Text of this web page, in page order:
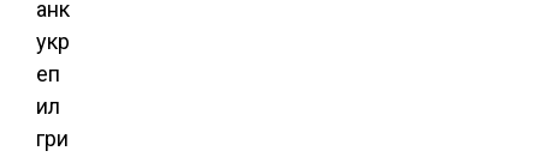
анк
укр
еп
ил
гри